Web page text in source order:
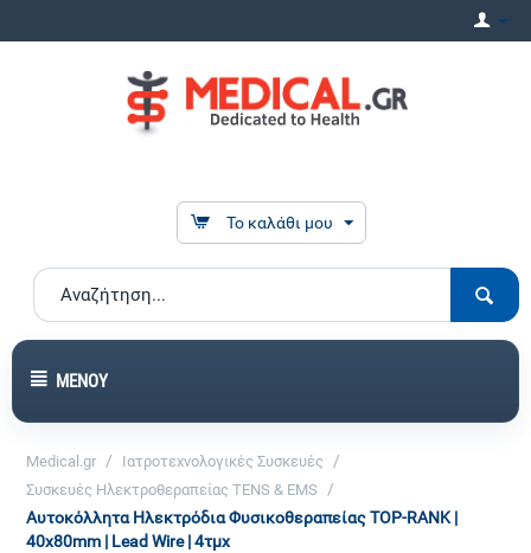
Το καλάθι μου
ΜΕΝΟΎ
Medical.gr / Ιατροτεχνολογικές Συσκευές /
Συσκευές Ηλεκτροθεραπείας TENS & EMS
/
Αυτοκόλλητα Ηλεκτρόδια Φυσικοθεραπείας TOP-RANK |
40x80mm | Lead Wire | 4τμχ